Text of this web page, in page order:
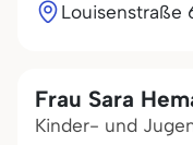
Louisenstraße
Frau Sara
Kinder- und